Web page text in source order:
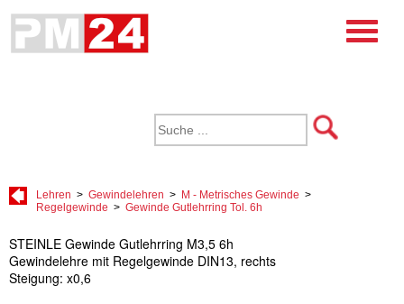
Lehren > Gewindelehren > M - Metrisches Gewinde >
Regelgewinde > Gewinde Gutlehrring Tol. 6h
STEINLE Gewinde Gutlehrring M3,5 6h
Gewindelehre mit Regelgewinde DIN13, rechts
Steigung: x0,6